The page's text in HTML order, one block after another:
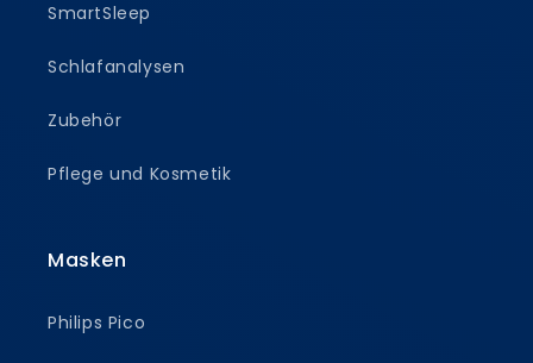
SmartSleep
Schlafanalysen
Zubehör
Pflege und Kosmetik
Masken
Philips Pico